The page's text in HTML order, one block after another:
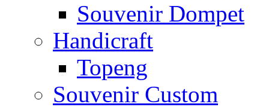
Souvenir Dompet
Handicraft
Topeng
Souvenir Custom